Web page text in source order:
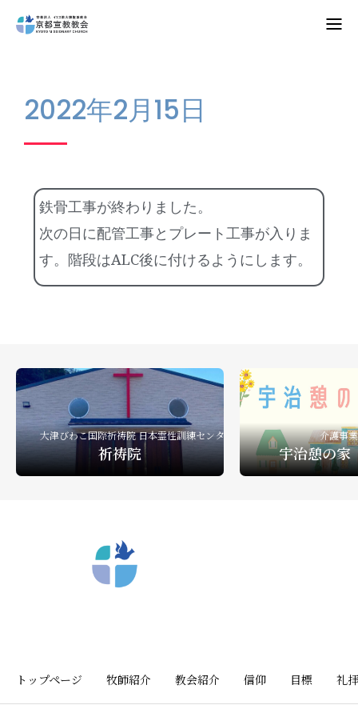
教会案内
礼拝・集会
牧師コラム
聖殿建築
NPO法人HOPE300
礼拝ビデオ NPO活動 教会活動
2022年2月15日
鉄骨工事が終わりました。
次の日に配管工事とプレート工事が入りま
す。階段はALC後に付けるようにします。
大津びわこ国際祈祷院 日本霊性訓練センター
祈祷院
介護事
宇治憩の
トップページ 牧師紹介 教会紹介 信仰 目標 礼